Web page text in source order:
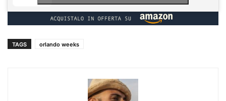
TAGS orlando weeks